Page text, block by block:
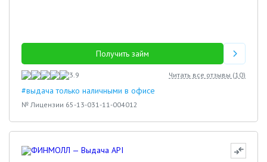
Получить займ
3.9 Читать все отзывы (10)
#выдача только наличными в офисе
№ Лицензии 65-13-031-11-004012